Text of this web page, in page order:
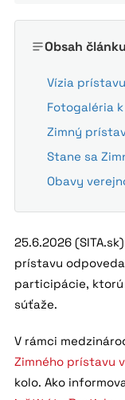
Obsah článku
Vízia
Fotogaléria
Zimný
Stane sa
Obavy
25.6.2026
prístavu
participácie,
súťaže.
V rámci
Zimného prístavu
kolo. Ako